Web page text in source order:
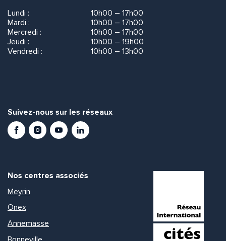
Lundi :
10h00 – 17h00
Mardi :
10h00 – 17h00
Mercredi :
10h00 – 17h00
Jeudi :
10h00 – 19h00
Vendredi :
10h00 – 13h00
Suivez-nous sur les réseaux
FacebookInstagramYoutubeLinkedIn
Nos centres associés
Meyrin
Onex
Annemasse